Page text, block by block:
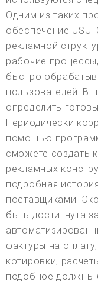
Одним из таких
обеспечение
рекламной
рабочие
быстро
пользователей. В
определить
Периодически
помощью
сможете создать
рекламных
подробная
поставщиками.
быть достигнута
фактуры на
котировки,
подобное должны